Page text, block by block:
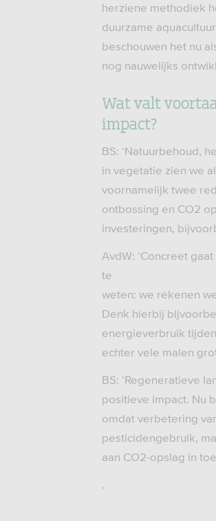
herziene methodiek
duurzame
beschouwen het nu
nog nauwelijks
Wat valt
impact?
BS: ‘Natuurbehoud,
in vegetatie zien we
voornamelijk twee
ontbossing en CO2
investeringen,
AvdW: ‘Concreet
te
weten: we rekenen
Denk hierbij
energieverbruik
echter vele malen
BS: ‘Regeneratieve
positieve impact. Nu
omdat verbetering
pesticidengebruik,
aan CO2-opslag in
.